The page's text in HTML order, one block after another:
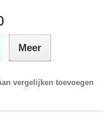
Meer
vergelijken toevoegen